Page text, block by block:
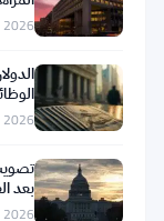
تشير
نايتكسيس
إلى
مجموعة
واضحة
من
2026
2026
بعد
2026